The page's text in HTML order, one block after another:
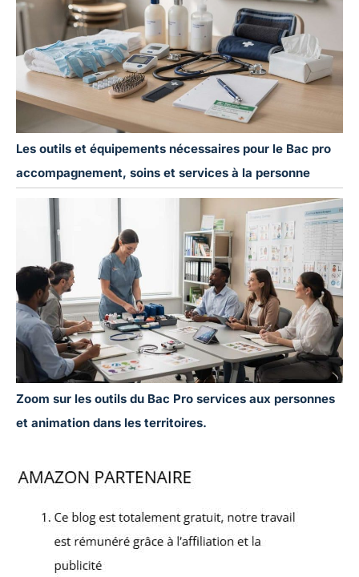
Les outils et équipements nécessaires pour le Bac pro
accompagnement, soins et services à la personne
Zoom sur les outils du Bac Pro services aux personnes
et animation dans les territoires.